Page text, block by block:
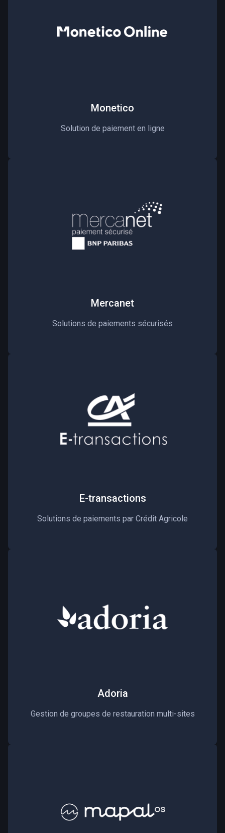
Monetico
Solution de paiement en ligne
Mercanet
Solutions de paiements sécurisés
E-transactions
Solutions de paiements par Crédit Agricole
Adoria
Gestion de groupes de restauration multi-sites